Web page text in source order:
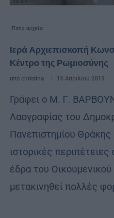
Πατριαρχεία
Ιερά Αρχιεπισκοπή
Κέντρο της Ρωμιοσύνης
από christina 16 Απριλίου 2019
Γράφει ο Μ. Γ.
Λαογραφίας του
Πανεπιστημίου
ιστορικές
έδρα του
μετακινηθεί πολλές